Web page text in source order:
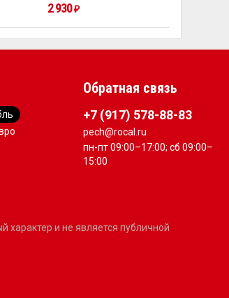
2 930₽
Обратная связь
+7 (917) 578-88-83
pech@rocal.ru
пн-пт 09:00–17:00; сб 09:00–
15:00
характер и не является публичной